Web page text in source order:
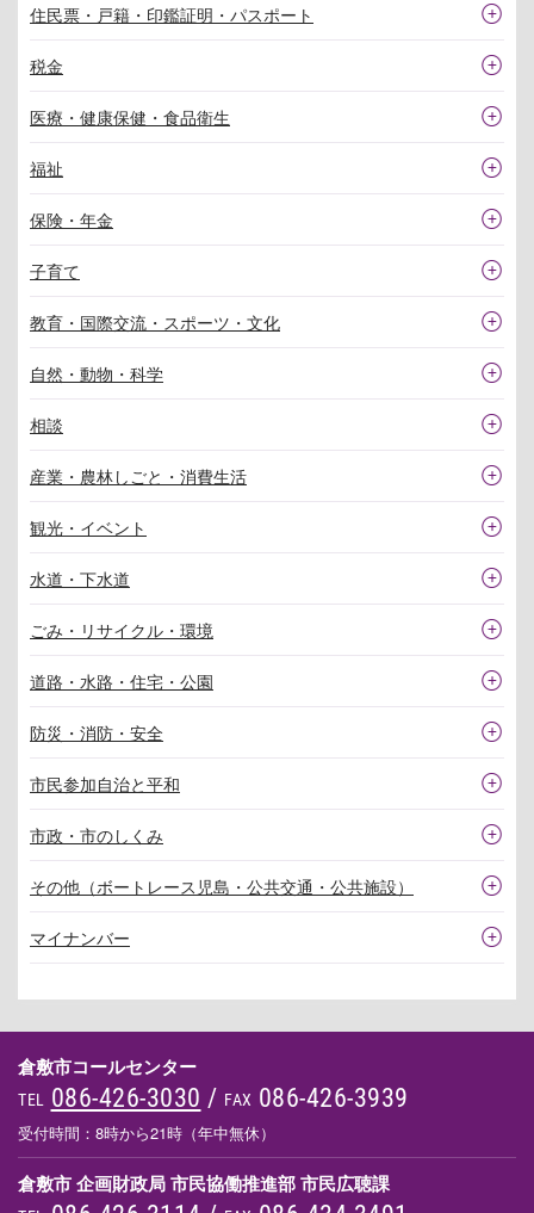
住民票・戸籍・印鑑証明・パスポート
税金
医療・健康保健・食品衛生
福祉
保険・年金
子育て
教育・国際交流・スポーツ・文化
自然・動物・科学
相談
産業・農林しごと・消費生活
観光・イベント
水道・下水道
ごみ・リサイクル・環境
道路・水路・住宅・公園
防災・消防・安全
市民参加自治と平和
市政・市のしくみ
その他（ボートレース児島・公共交通・公共施設）
マイナンバー
倉敷市コールセンター
TEL 086-426-3030 / FAX 086-426-3939
受付時間：8時から21時（年中無休）
倉敷市 企画財政局 市民協働推進部 市民広聴課